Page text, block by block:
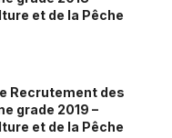
et de la Pêche
Recrutement des
grade 2019 –
et de la Pêche